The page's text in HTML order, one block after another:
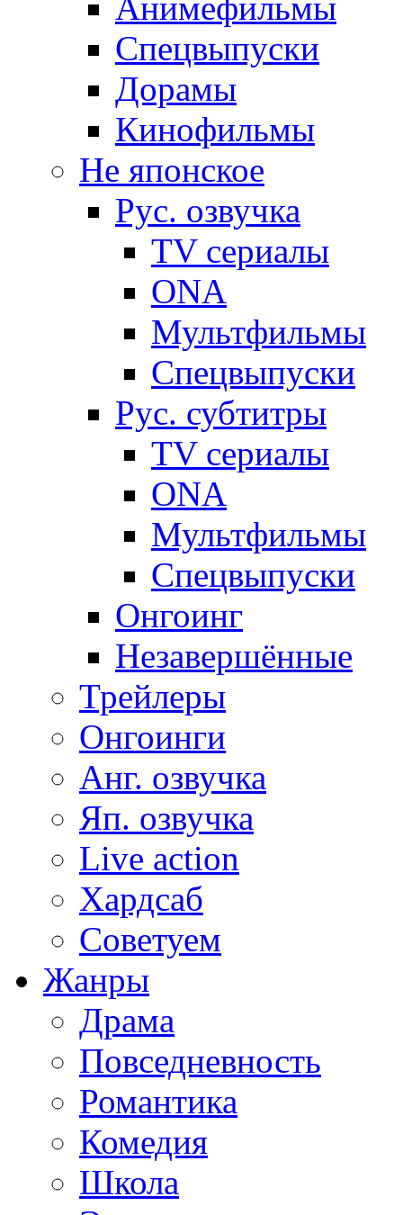
Спецвыпуски
Дорамы
Кинофильмы
Не японское
Рус. озвучка
TV сериалы
ONA
Мультфильмы
Спецвыпуски
Рус. субтитры
TV сериалы
ONA
Мультфильмы
Спецвыпуски
Онгоинг
Незавершённые
Трейлеры
Онгоинги
Анг. озвучка
Яп. озвучка
Live action
Хардсаб
Советуем
Жанры
Драма
Повседневность
Романтика
Комедия
Школа